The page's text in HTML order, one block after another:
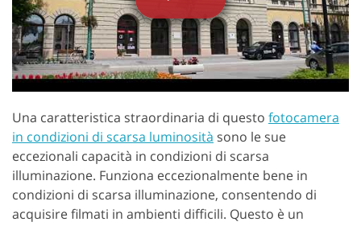
Una caratteristica straordinaria di questo fotocamera
in condizioni di scarsa luminosità sono le sue
eccezionali capacità in condizioni di scarsa
illuminazione. Funziona eccezionalmente bene in
condizioni di scarsa illuminazione, consentendo di
acquisire filmati in ambienti difficili. Questo è un